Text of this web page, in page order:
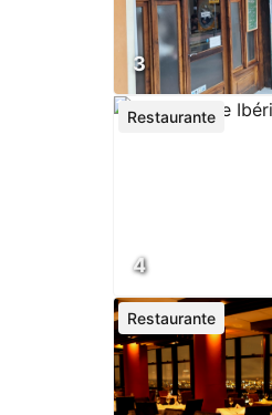
3
4
Restaurante
Restaurante